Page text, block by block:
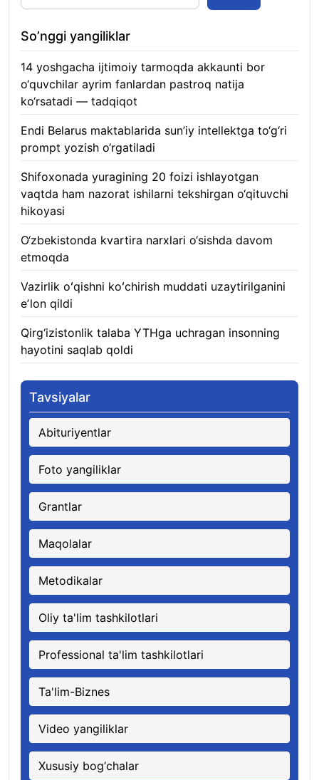
So’nggi yangiliklar
14 yoshgacha ijtimoiy tarmoqda akkaunti bor
o‘quvchilar ayrim fanlardan pastroq natija
ko‘rsatadi — tadqiqot
Endi Belarus maktablarida sun’iy intellektga to‘g‘ri
prompt yozish o‘rgatiladi
Shifoxonada yuragining 20 foizi ishlayotgan
vaqtda ham nazorat ishilarni tekshirgan o‘qituvchi
hikoyasi
O‘zbekistonda kvartira narxlari o‘sishda davom
etmoqda
Vazirlik oʻqishni koʻchirish muddati uzaytirilganini
eʼlon qildi
Qirg‘izistonlik talaba YTHga uchragan insonning
hayotini saqlab qoldi
Tavsiyalar
Abituriyentlar
Foto yangiliklar
Grantlar
Maqolalar
Metodikalar
Oliy ta'lim tashkilotlari
Professional ta'lim tashkilotlari
Ta'lim-Biznes
Video yangiliklar
Xususiy bog‘chalar